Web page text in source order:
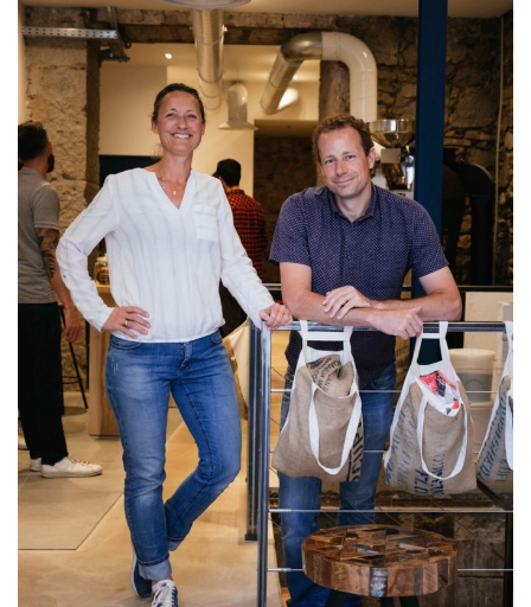
Plats
Desserts
Sauces